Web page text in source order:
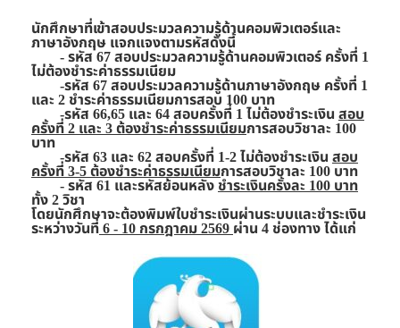
นักศึกษาที่เข้าสอบประมวลความรู้ด้านคอมพิวเตอร์และ
ภาษาอังกฤษ แจกแจงตามรหัสดังนี้
- รหัส 67 สอบประมวลความรู้ด้านคอมพิวเตอร์ ครั้งที่ 1
ไม่ต้องชำระค่าธรรมเนียม
-รหัส 67 สอบประมวลความรู้ด้านภาษาอังกฤษ ครั้งที่ 1
และ 2 ชำระค่าธรรมเนียมการสอบ 100 บาท
-รหัส 66,65 และ 64 สอบครั้งที่ 1 ไม่ต้องชำระเงิน สอบ
ครั้งที่ 2 และ 3 ต้องชำระค่าธรรมเนียมการสอบวิชาละ 100
บาท
-รหัส 63 และ 62 สอบครั้งที่ 1-2 ไม่ต้องชำระเงิน สอบ
ครั้งที่ 3-5 ต้องชำระค่าธรรมเนียมการสอบวิชาละ 100 บาท
- รหัส 61 และรหัสย้อนหลัง ชำระเงินครั้งละ 100 บาท
ทั้ง 2 วิชา
โดยนักศึกษาจะต้องพิมพ์ใบชำระเงินผ่านระบบและชำระเงิน
ระหว่างวันที่ 6 - 10 กรกฎาคม 2569 ผ่าน 4 ช่องทาง ได้แก่